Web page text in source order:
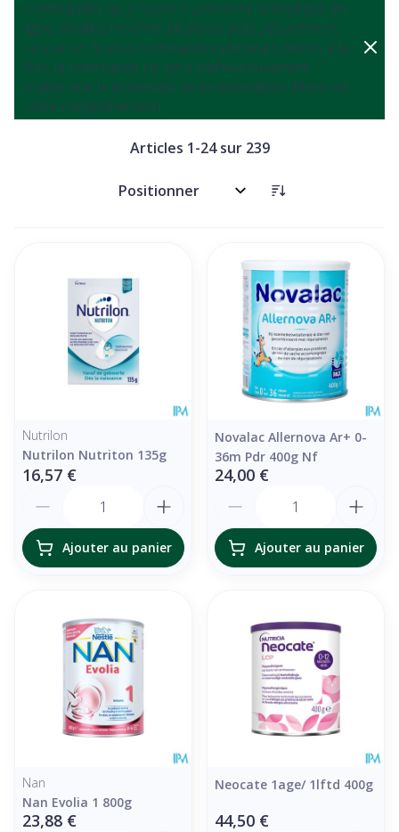
commandés qu'à l'unité (1 pièce)via la boutique en
ligne. Veuillez réserver plusieurs pots séparément,
un par un. Si vous commandez plusieurs pièces à la
fois, la commande ne sera malheureusement
traitée que le lendemain de la réservation. Merci de
votre compréhension.
Articles 1-24sur 239
Trier par:
Nutrilon
Nutrilon Nutriton 135g
16,57 €
Ajouter au panier
Novalac Allernova Ar+ 0-
36m Pdr 400g Nf
24,00 €
Ajouter au panier
Nan
Nan Evolia 1 800g
23,88 €
Neocate 1age/ 1lftd 400g
44,50 €